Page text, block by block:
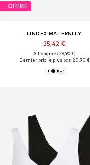
OFFRE
LINDEX MATERNITY
25,42 €
À l'origine : 29,90 €
Dernier prix le plus bas :20,90 €
+1